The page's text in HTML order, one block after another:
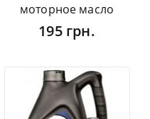
моторное масло
195 грн.